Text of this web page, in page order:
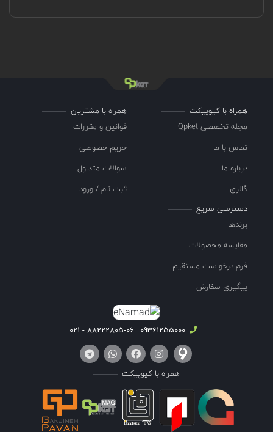
همراه با کیوپیکت
مجله تخصصی Qpket
تماس با ما
درباره ما
گالری
همراه با مشتریان
قوانین و مقررات
حریم خصوصی
سوالات متداول
ثبت نام / ورود
دسترسی سریع
برندها
مقایسه محصولات
فرم درخواست مستقیم
پیگیری سفارش
09361255000
88222805-06 - 021
همراه با کیوپیکت